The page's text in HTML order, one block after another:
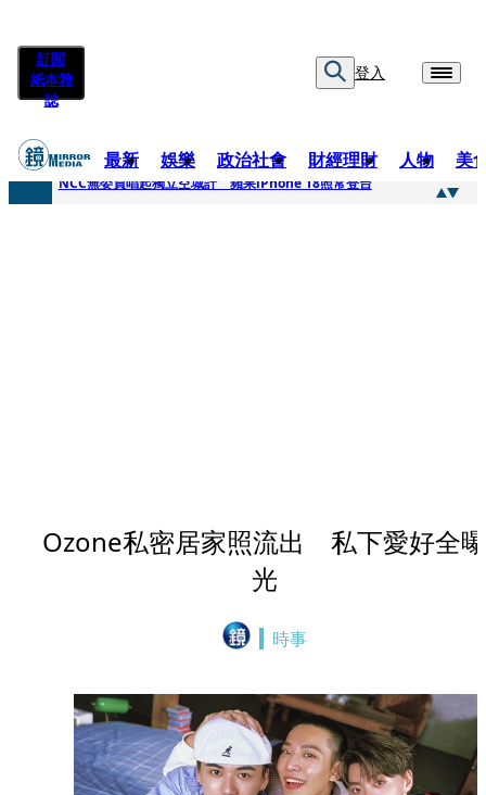
訂閱
紙本雜
誌
登入
最新 娛樂 政治社會 財經理財 人物 美
快訊
NCC無委員唱起獨立空城計 蘋果iPhone 18照常登台
Ozone私密居家照流出 私下愛好全曝
光
時事